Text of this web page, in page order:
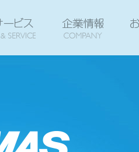
製品とサービス 企業